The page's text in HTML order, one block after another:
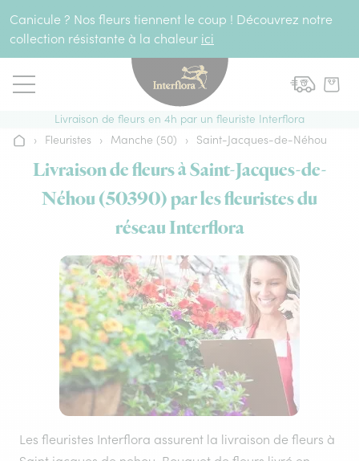
Canicule ? Nos fleurs tiennent le coup ! Découvrez notre
collection résistante à la chaleur ici
Livraison de fleurs en 4h par un fleuriste Interflora
Accueil
› Fleuristes › Manche (50) › Saint-Jacques-de-Néhou
Livraison de fleurs à Saint-Jacques-de-
Néhou (50390) par les fleuristes du
réseau Interflora
Les fleuristes Interflora assurent la livraison de fleurs à